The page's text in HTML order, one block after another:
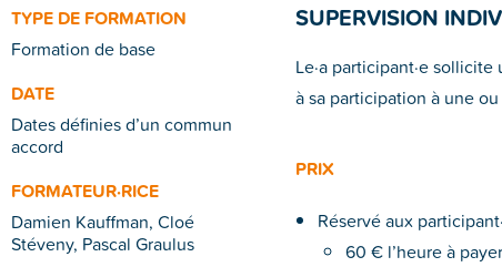
TYPE DE FORMATION
Formation de base
DATE
Dates définies d’un commun
accord
FORMATEUR·RICE
Damien Kauffman, Cloé
Stéveny, Pascal Graulus
SUPERVISION
Le·a participant·e
à sa participation à une
PRIX
Réservé aux
60 € l’heure à